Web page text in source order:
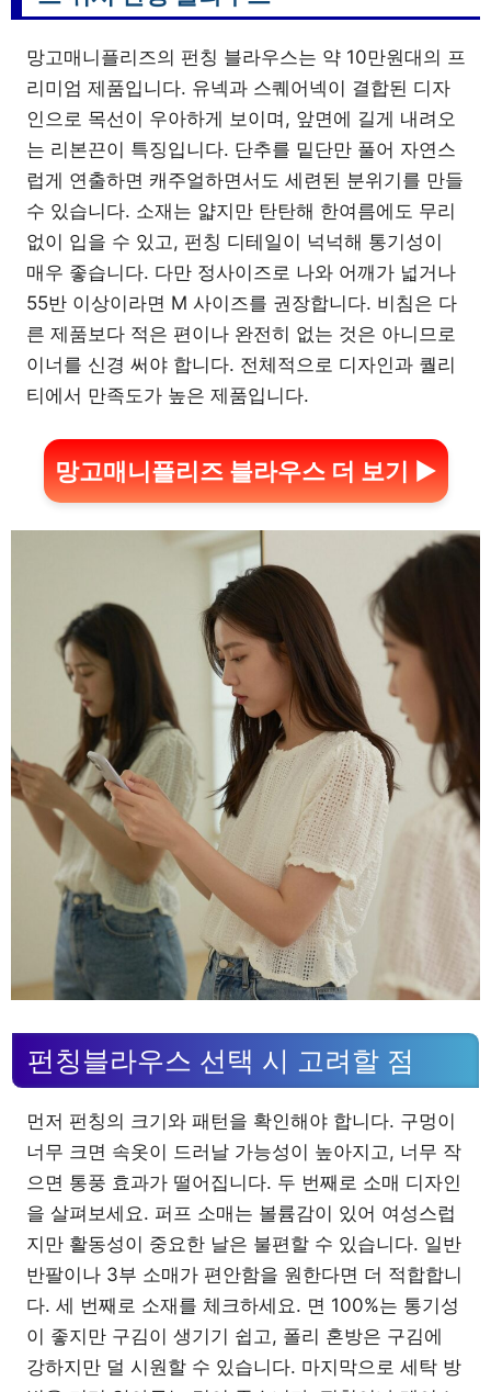
망고매니플리즈의 펀칭 블라우스는 약 10만원대의 프
리미엄 제품입니다. 유넥과 스퀘어넥이 결합된 디자
인으로 목선이 우아하게 보이며, 앞면에 길게 내려오
는 리본끈이 특징입니다. 단추를 밑단만 풀어 자연스
럽게 연출하면 캐주얼하면서도 세련된 분위기를 만들
수 있습니다. 소재는 얇지만 탄탄해 한여름에도 무리
없이 입을 수 있고, 펀칭 디테일이 넉넉해 통기성이
매우 좋습니다. 다만 정사이즈로 나와 어깨가 넓거나
55반 이상이라면 M 사이즈를 권장합니다. 비침은 다
른 제품보다 적은 편이나 완전히 없는 것은 아니므로
이너를 신경 써야 합니다. 전체적으로 디자인과 퀄리
티에서 만족도가 높은 제품입니다.
망고매니플리즈 블라우스 더 보기 ▶
펀칭블라우스 선택 시 고려할 점
먼저 펀칭의 크기와 패턴을 확인해야 합니다. 구멍이
너무 크면 속옷이 드러날 가능성이 높아지고, 너무 작
으면 통풍 효과가 떨어집니다. 두 번째로 소매 디자인
을 살펴보세요. 퍼프 소매는 볼륨감이 있어 여성스럽
지만 활동성이 중요한 날은 불편할 수 있습니다. 일반
반팔이나 3부 소매가 편안함을 원한다면 더 적합합니
다. 세 번째로 소재를 체크하세요. 면 100%는 통기성
이 좋지만 구김이 생기기 쉽고, 폴리 혼방은 구김에
강하지만 덜 시원할 수 있습니다. 마지막으로 세탁 방